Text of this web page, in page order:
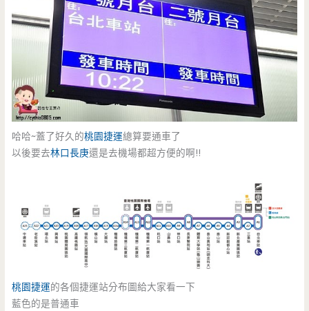
哈哈~蓋了好久的桃園捷運總算要通車了
以後要去林口長庚還是去機場都超方便的啊!!
桃園捷運的各個捷運站分布圖給大家看一下
藍色的是普通車